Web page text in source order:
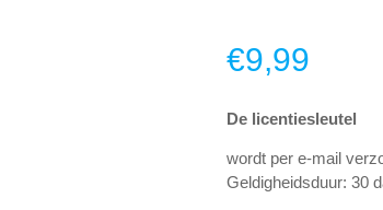
€9,99
De licentiesleutel
wordt per e-mail
Geldigheidsduur: 30